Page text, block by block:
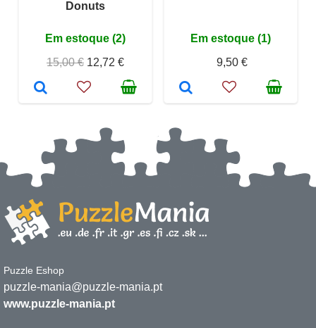
Donuts
Em estoque (2)
15,00 € 12,72 €
Em estoque (1)
9,50 €
Puzzle Eshop
puzzle-mania@puzzle-mania.pt
www.puzzle-mania.pt